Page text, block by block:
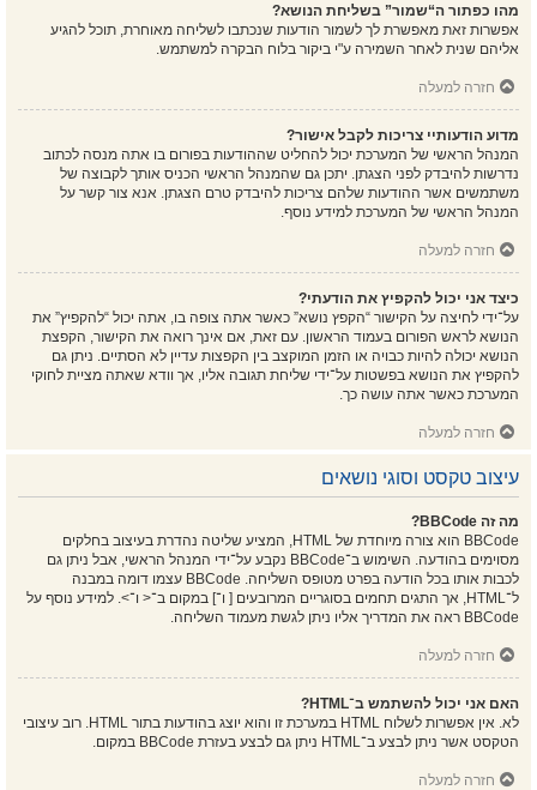
מהו כפתור ה“שמור” בשליחת הנושא?
אפשרות זאת מאפשרת לך לשמור הודעות שנכתבו לשליחה מאוחרת, תוכל להגיע
אליהם שנית לאחר השמירה ע"י ביקור בלוח הבקרה למשתמש.
חזרה למעלה
מדוע הודעותיי צריכות לקבל אישור?
המנהל הראשי של המערכת יכול להחליט שההודעות בפורום בו אתה מנסה לכתוב
נדרשות להיבדק לפני הצגתן. יתכן גם שהמנהל הראשי הכניס אותך לקבוצה של
משתמשים אשר ההודעות שלהם צריכות להיבדק טרם הצגתן. אנא צור קשר על
המנהל הראשי של המערכת למידע נוסף.
חזרה למעלה
כיצד אני יכול להקפיץ את הודעתי?
על־ידי לחיצה על הקישור “הקפץ נושא” כאשר אתה צופה בו, אתה יכול “להקפיץ” את
הנושא לראש הפורום בעמוד הראשון. עם זאת, אם אינך רואה את הקישור, הקפצת
הנושא יכולה להיות כבויה או הזמן המוקצב בין הקפצות עדיין לא הסתיים. ניתן גם
להקפיץ את הנושא בפשטות על־ידי שליחת תגובה אליו, אך וודא שאתה מציית לחוקי
המערכת כאשר אתה עושה כך.
חזרה למעלה
עיצוב טקסט וסוגי נושאים
מה זה BBCode?
BBCode הוא צורה מיוחדת של HTML, המציע שליטה נהדרת בעיצוב בחלקים
מסוימים בהודעה. השימוש ב־BBCode נקבע על־ידי המנהל הראשי, אבל ניתן גם
לכבות אותו בכל הודעה בפרט מטופס השליחה. BBCode עצמו דומה במבנה
ל־HTML, אך התגים תחמים בסוגריים המרובעים [ ו־] במקום ב־< ו־>. למידע נוסף על
BBCode ראה את המדריך אליו ניתן לגשת מעמוד השליחה.
חזרה למעלה
האם אני יכול להשתמש ב־HTML?
לא. אין אפשרות לשלוח HTML במערכת זו והוא יוצג בהודעות בתור HTML. רוב עיצובי
הטקסט אשר ניתן לבצע ב־HTML ניתן גם לבצע בעזרת BBCode במקום.
חזרה למעלה